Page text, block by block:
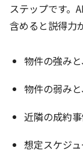
ステップです。
含めると説得力
物件の強み
物件の弱み
近隣の成約
想定スケジ